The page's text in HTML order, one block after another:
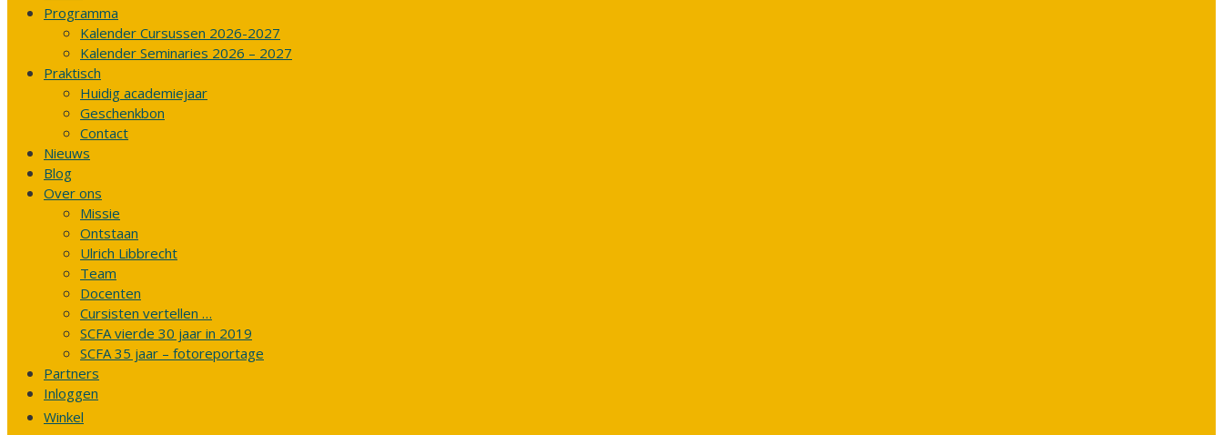
Programma
Kalender Cursussen 2026-2027
Kalender Seminaries 2026 – 2027
Praktisch
Huidig academiejaar
Geschenkbon
Contact
Nieuws
Blog
Over ons
Missie
Ontstaan
Ulrich Libbrecht
Team
Docenten
Cursisten vertellen …
SCFA vierde 30 jaar in 2019
SCFA 35 jaar – fotoreportage
Partners
Inloggen
Winkel